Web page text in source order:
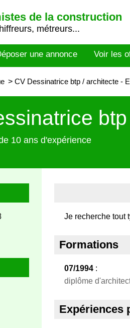
de la construction
métreurs...
une annonce Voir les
> CV Dessinatrice btp / architecte -
10 ans d'expérience
Je recherche tout
Formations
07/1994 :
diplôme
Expériences